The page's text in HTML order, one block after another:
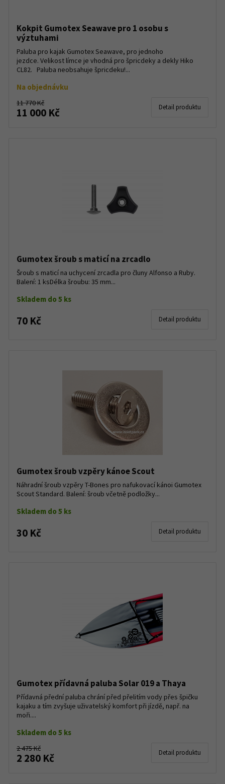
Kokpit Gumotex Seawave pro 1 osobu s
výztuhami
Paluba pro kajak Gumotex Seawave, pro jednoho
jezdce. Velikost límce je vhodná pro špricdeky a dekly Hiko
CL82. Paluba neobsahuje špricdeku!...
Na objednávku
11 770 Kč
11 000 Kč Detail produktu
Gumotex šroub s maticí na zrcadlo
Šroub s maticí na uchycení zrcadla pro čluny Alfonso a Ruby.
Balení: 1 ksDélka šroubu: 35 mm...
Skladem do 5 ks
70 Kč Detail produktu
Gumotex šroub vzpěry kánoe Scout
Náhradní šroub vzpěry T-Bones pro nafukovací kánoi Gumotex
Scout Standard. Balení: šroub včetně podložky...
Skladem do 5 ks
30 Kč Detail produktu
Gumotex přídavná paluba Solar 019 a Thaya
Přídavná přední paluba chrání před přelitím vody přes špičku
kajaku a tím zvyšuje uživatelský komfort při jízdě, např. na
moři....
Skladem do 5 ks
2 475 Kč
2 280 Kč Detail produktu